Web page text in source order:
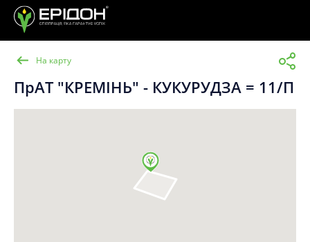
На карту
ПрАТ "КРЕМІНЬ" - КУКУРУДЗА = 11/П